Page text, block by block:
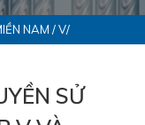
NAM / V/
SỬ